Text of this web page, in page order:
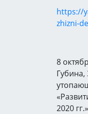
https://
zhizni-
8
Губина,
2020